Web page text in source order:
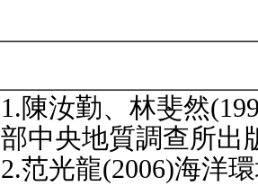
1.陳汝勤、林斐然
部中央地質調查所出
2.范光龍(2006)海洋